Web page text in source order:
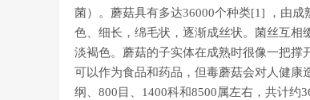
菌）。蘑菇具有多达36000个种类[1] ，由
色、细长，绵毛状，逐渐成丝状。菌丝互
淡褐色。蘑菇的子实体在成熟时很像一把
可以作为食品和药品，但毒蘑菇会对人健康
纲、800目、1400科和8500属左右，共计约